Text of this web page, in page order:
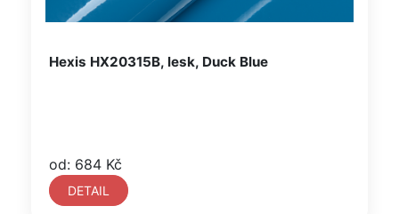
Hexis HX20315B, lesk, Duck Blue
od: 684 Kč
DETAIL